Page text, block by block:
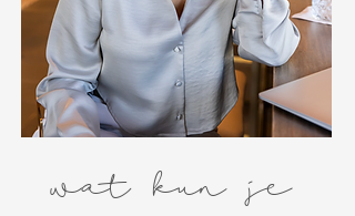
wat kun je